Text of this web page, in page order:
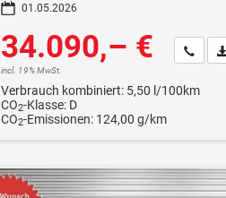
01.05.2026
34.090,– €
incl. 19% MwSt.
Wir
Verbrauch kombiniert: 5,50 l/100km
CO2-Klasse: D
CO2-Emissionen: 124,00 g/km